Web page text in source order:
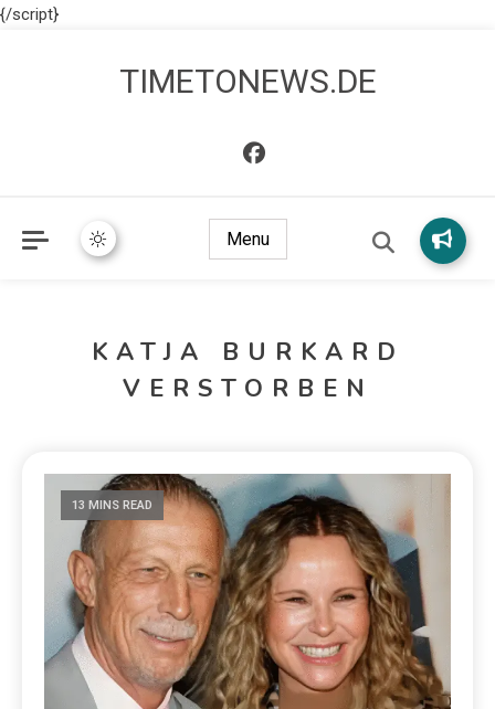
{/script}
TIMETONEWS.DE
Menu
KATJA BURKARD
VERSTORBEN
13 MINS READ